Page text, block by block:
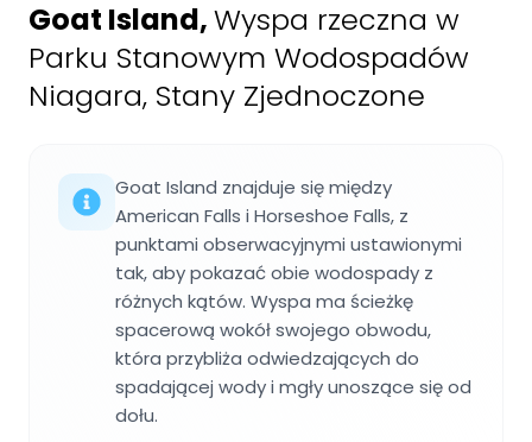
Goat Island,Wyspa rzeczna w
Parku Stanowym Wodospadów
Niagara, Stany Zjednoczone
Goat Island znajduje się między
American Falls i Horseshoe Falls, z
punktami obserwacyjnymi ustawionymi
tak, aby pokazać obie wodospady z
różnych kątów. Wyspa ma ścieżkę
spacerową wokół swojego obwodu,
która przybliża odwiedzających do
spadającej wody i mgły unoszące się od
dołu.